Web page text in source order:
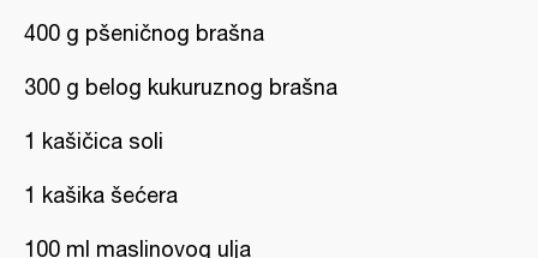
400 g pšeničnog brašna
300 g belog kukuruznog brašna
1 kašičica soli
1 kašika šećera
100 ml maslinovog ulja